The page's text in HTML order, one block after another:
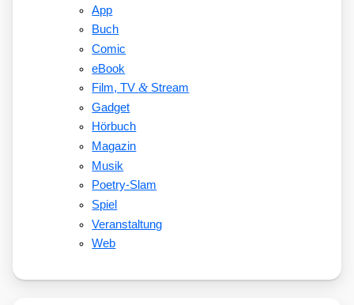
App
Buch
Comic
eBook
Film, TV&Stream
Gadget
Hörbuch
Magazin
Musik
Poetry-Slam
Spiel
Veranstaltung
Web